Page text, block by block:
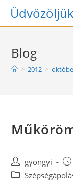
Skip
Blog
> 2012 >
Post
author:
gyongyi
Post